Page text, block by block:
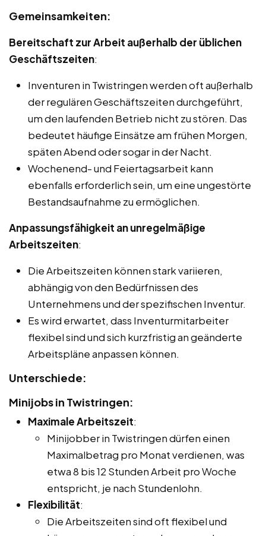
Gemeinsamkeiten:
Bereitschaft zur Arbeit außerhalb der üblichen
Geschäftszeiten:
Inventuren in Twistringen werden oft außerhalb
der regulären Geschäftszeiten durchgeführt,
um den laufenden Betrieb nicht zu stören. Das
bedeutet häufige Einsätze am frühen Morgen,
späten Abend oder sogar in der Nacht.
Wochenend- und Feiertagsarbeit kann
ebenfalls erforderlich sein, um eine ungestörte
Bestandsaufnahme zu ermöglichen.
Anpassungsfähigkeit an unregelmäßige
Arbeitszeiten:
Die Arbeitszeiten können stark variieren,
abhängig von den Bedürfnissen des
Unternehmens und der spezifischen Inventur.
Es wird erwartet, dass Inventurmitarbeiter
flexibel sind und sich kurzfristig an geänderte
Arbeitspläne anpassen können.
Unterschiede:
Minijobs in Twistringen:
Maximale Arbeitszeit:
Minijobber in Twistringen dürfen einen
Maximalbetrag pro Monat verdienen, was
etwa 8 bis 12 Stunden Arbeit pro Woche
entspricht, je nach Stundenlohn.
Flexibilität:
Die Arbeitszeiten sind oft flexibel und